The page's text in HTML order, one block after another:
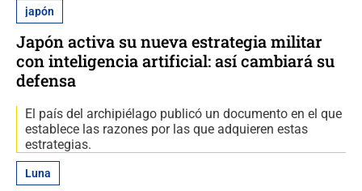
japón
Japón activa su nueva estrategia militar
con inteligencia artificial: así cambiará su
defensa
El país del archipiélago publicó un documento en el que
establece las razones por las que adquieren estas
estrategias.
Luna